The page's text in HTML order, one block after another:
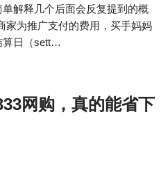
解释几个后面会反复提到的概
家为推广支付的费用，买手妈妈
算日（sett…
网购，真的能省下